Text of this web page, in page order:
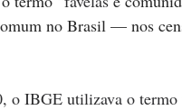
no Brasil — nos
o IBGE utilizava o